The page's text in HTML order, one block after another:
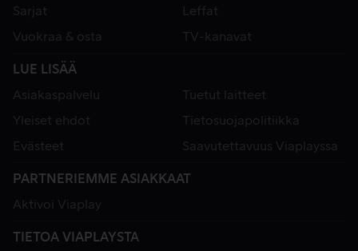
Sarjat
Leffat
Vuokraa & osta
TV-kanavat
LUE LISÄÄ
Asiakaspalvelu
Tuetut laitteet
Yleiset ehdot
Tietosuojapolitiikka
Evästeet
Saavutettavuus Viaplayssa
PARTNERIEMME ASIAKKAAT
Aktivoi Viaplay
TIETOA VIAPLAYSTA